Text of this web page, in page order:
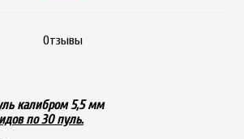
Отзывы
калибром 5,5 мм
по 30 пуль.